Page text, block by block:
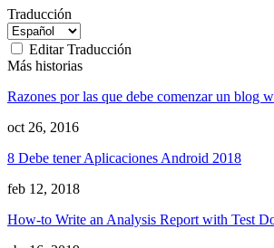
Traducción
Editar Traducción
Más historias
Razones por las que debe comenzar un blog
oct 26, 2016
8 Debe tener Aplicaciones Android 2018
feb 12, 2018
How-to Write an Analysis Report with Test